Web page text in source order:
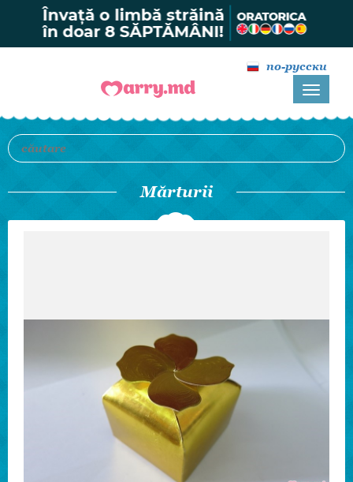
по-русски
Mărturii